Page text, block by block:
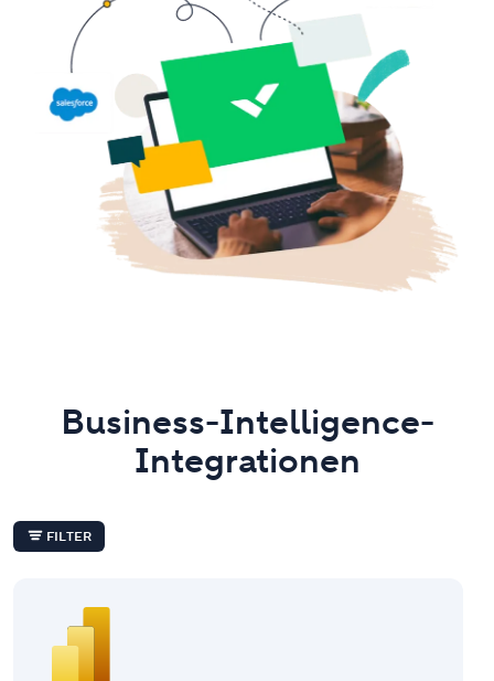
Business-Intelligence-
Integrationen
FILTER